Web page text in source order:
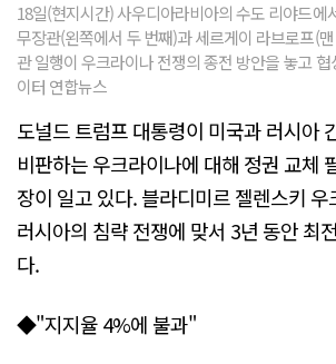
18일(현지시간) 사우디아라비아의 수도 리야드에
무장관(왼쪽에서 두 번째)과 세르게이 라브로프(
관 일행이 우크라이나 전쟁의 종전 방안을 놓고
이터 연합뉴스
도널드 트럼프 대통령이 미국과 러시아
비판하는 우크라이나에 대해 정권 교체
장이 일고 있다. 블라디미르 젤렌스키
러시아의 침략 전쟁에 맞서 3년 동안 최
다.
◆"지지율 4%에 불과"